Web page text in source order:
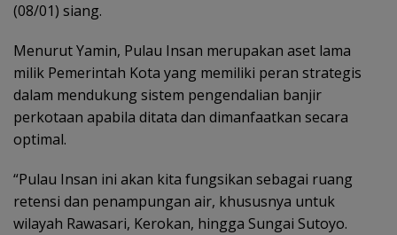
(08/01) siang.
Menurut Yamin, Pulau Insan merupakan aset lama
milik Pemerintah Kota yang memiliki peran strategis
dalam mendukung sistem pengendalian banjir
perkotaan apabila ditata dan dimanfaatkan secara
optimal.
“Pulau Insan ini akan kita fungsikan sebagai ruang
retensi dan penampungan air, khususnya untuk
wilayah Rawasari, Kerokan, hingga Sungai Sutoyo.